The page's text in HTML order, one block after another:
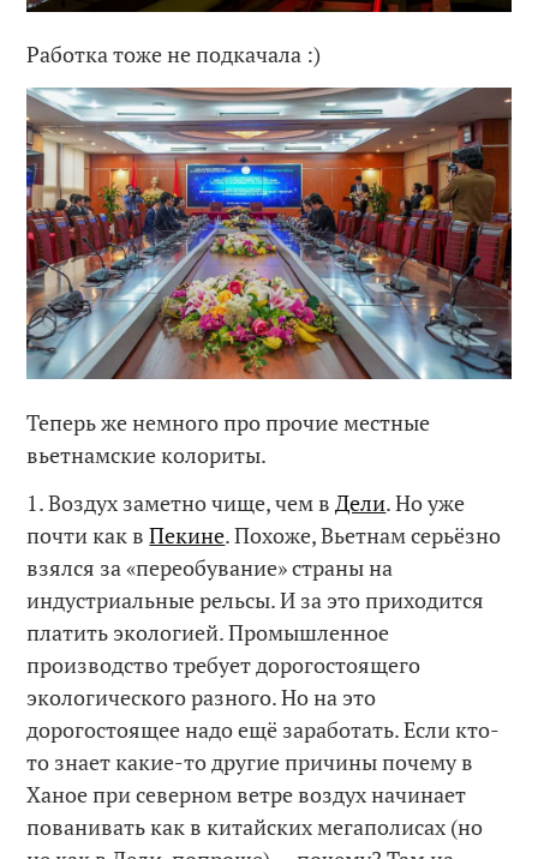
Работка тоже не подкачала :)
Теперь же немного про прочие местные
вьетнамские колориты.
1. Воздух заметно чище, чем вДели. Но уже
почти как вПекине. Похоже, Вьетнам серьёзно
взялся за «переобувание» страны на
индустриальные рельсы. И за это приходится
платить экологией. Промышленное
производство требует дорогостоящего
экологического разного. Но на это
дорогостоящее надо ещё заработать. Если кто-
то знает какие-то другие причины почему в
Ханое при северном ветре воздух начинает
пованивать как в китайских мегаполисах (но